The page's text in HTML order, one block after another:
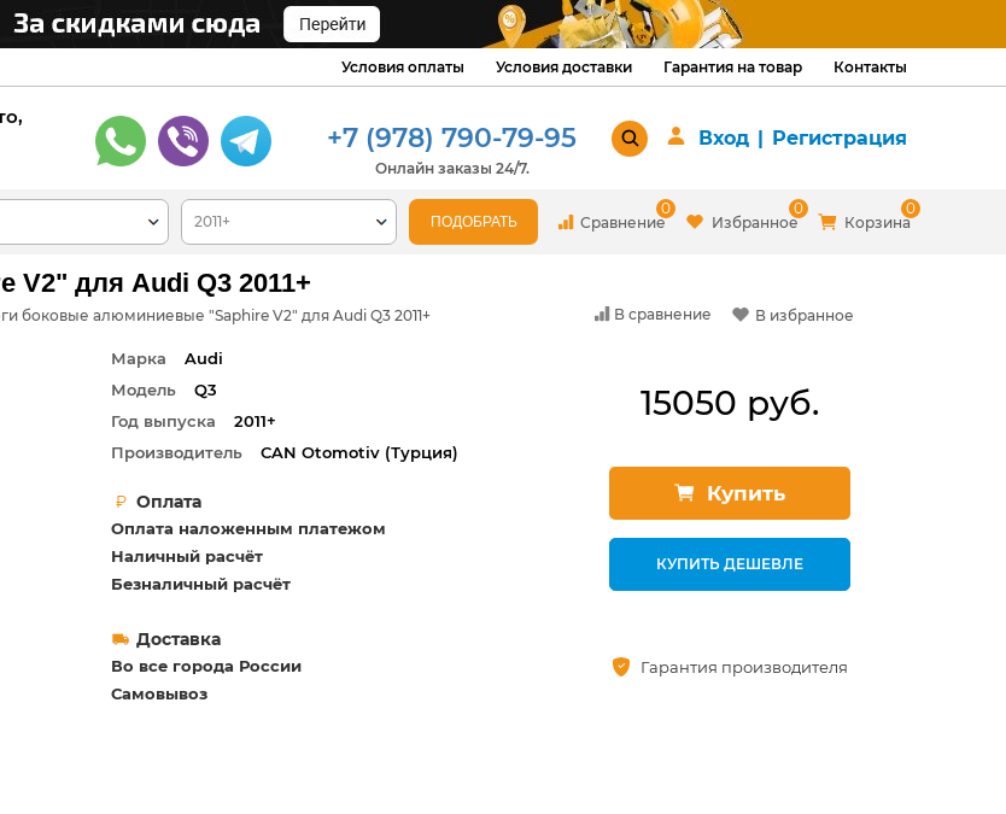
Условия оплаты Условия доставки Гарантия на товар Контакты
+7 (978) 790-79-95
Онлайн заказы 24/7.
Вход | Регистрация
Сравнение
0
Избранное
0
Корзина
0
для Audi Q3 2011+
боковые алюминиевые "Saphire V2" для Audi Q3 2011+
Марка
Audi
Модель
Q3
Год выпуска
2011+
Производитель
СAN Otomotiv (Турция)
Оплата
Оплата наложенным платежом
Наличный расчёт
Безналичный расчёт
Доставка
Во все города России
Самовывоз
В сравнение В избранное
15050 руб.
Купить
КУПИТЬ ДЕШЕВЛЕ
Гарантия производителя